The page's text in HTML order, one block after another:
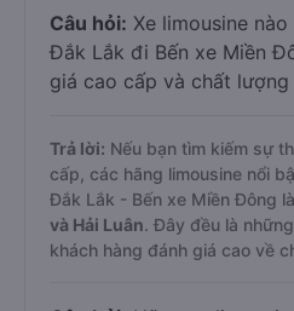
Câu hỏi: Xe limousine
Đắk Lắk đi Bến xe Miền
giá cao cấp và chất lượng
Trả lời: Nếu bạn tìm kiếm sự
cấp, các hãng limousine nổi
Đắk Lắk - Bến xe Miền Đông là
và Hải Luân. Đây đều là
khách hàng đánh giá cao về